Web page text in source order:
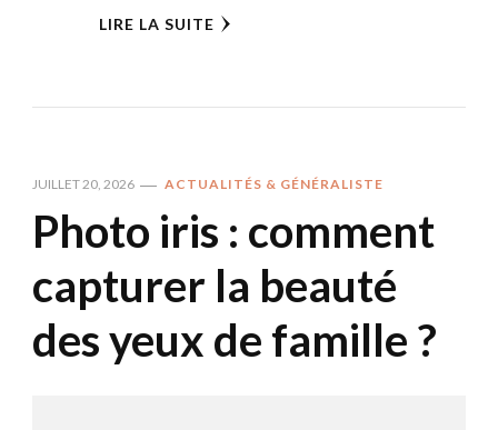
LIRE LA SUITE
JUILLET 20, 2026 ACTUALITÉS & GÉNÉRALISTE
Photo iris : comment
capturer la beauté
des yeux de famille ?